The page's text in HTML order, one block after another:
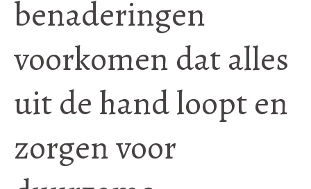
benaderingen
voorkomen dat alles
uit de hand loopt en
zorgen voor